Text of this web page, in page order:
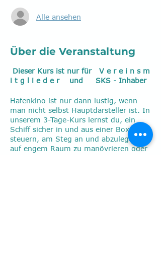
Alle ansehen
Über die Veranstaltung
Dieser Kurs ist nur für V e r e i n s m
i t g l i e d e r und SKS - Inhaber
Hafenkino ist nur dann lustig, wenn
man nicht selbst Hauptdarsteller ist. In
unserem 3-Tage-Kurs lernst du, ein
Schiff sicher in und aus einer Box zu
steuern, am Steg an und abzulegen,
auf engem Raum zu manövrieren oder